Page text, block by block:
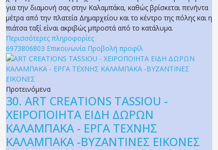
για την διαμονή σας στην Καλαμπάκα, καθώς βρίσκεται πενήντα
μέτρα από την πλατεία Δημαρχείου και το κέντρο της πόλης και η
πιάτσα ταξί είναι ακριβώς μπροστά από το κατάλυμα.
Περισσότερες πληροφορίες
6973806803 Επικοινωνία Προβολή προφίλ
Προτεινόμενα
30. ART CREATIONS TASSIOU -
ΧΕΙΡΟΠΟΙΗΤΑ ΕΙΔΗ ΔΩΡΩΝ
ΚΑΛΑΜΠΑΚΑ - ΕΡΓΑ ΤΕΧΝΗΣ
ΚΑΛΑΜΠΑΚΑ -ΒΥΖΑΝΤΙΝΕΣ ΕΙΚΟΝΕΣ